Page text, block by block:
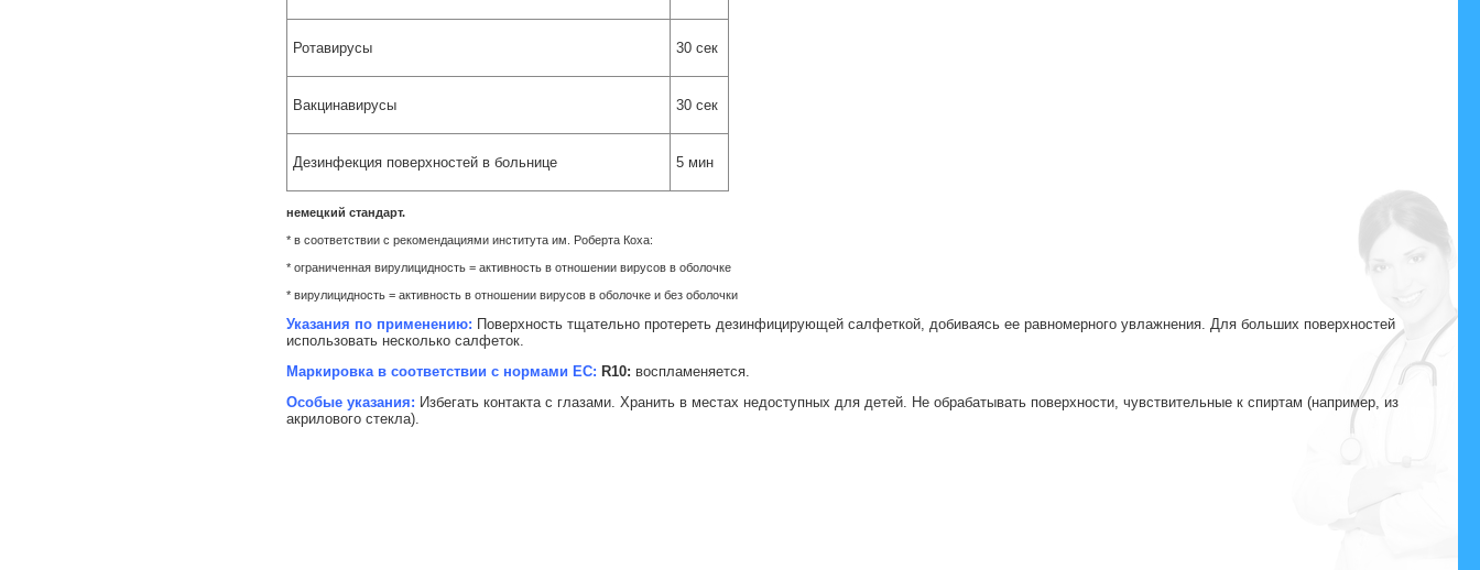
Ротавирусы 30 сек
Вакцинавирусы 30 сек
Дезинфекция поверхностей в больнице 5 мин
немецкий стандарт.
* в соответствии с рекомендациями института им. Роберта Коха:
* ограниченная вирулицидность = активность в отношении вирусов в оболочке
* вирулицидность = активность в отношении вирусов в оболочке и без оболочки
Указания по применению: Поверхность тщательно протереть дезинфицирующей салфеткой, добиваясь ее равномерного увлажнения. Для больших поверхностей
использовать несколько салфеток.
Маркировка в соответствии с нормами ЕС: R10: воспламеняется.
Особые указания: Избегать контакта с глазами. Хранить в местах недоступных для детей. Не обрабатывать поверхности, чувствительные к спиртам (например, из
акрилового стекла).